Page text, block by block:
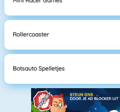
Rollercoaster
Botsauto Spelletjes